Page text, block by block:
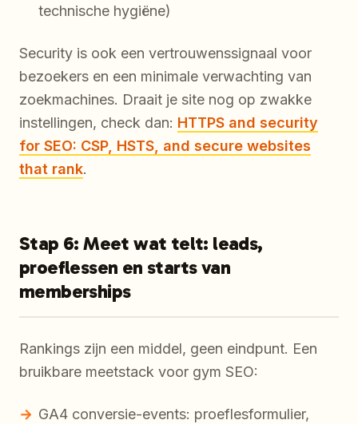
technische hygiëne)
Security is ook een vertrouwenssignaal voor
bezoekers en een minimale verwachting van
zoekmachines. Draait je site nog op zwakke
instellingen, check dan: HTTPS and security
for SEO: CSP, HSTS, and secure websites
that rank.
Stap 6: Meet wat telt: leads,
proeflessen en starts van
memberships
Rankings zijn een middel, geen eindpunt. Een
bruikbare meetstack voor gym SEO:
GA4 conversie-events: proeflesformulier,